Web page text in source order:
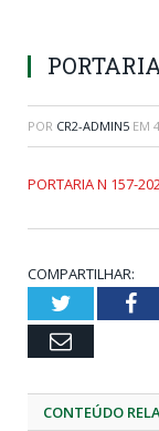
POR CR2-ADMIN5 EM
PORTARIA N 157-
COMPARTILHAR:
Twitter
Email
CONTEÚDO